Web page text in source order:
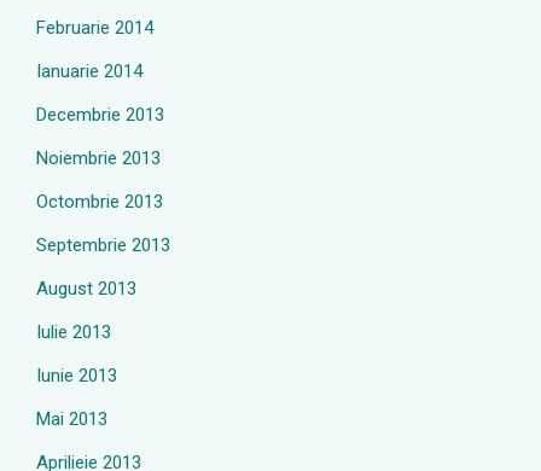
Februarie 2014
Ianuarie 2014
Decembrie 2013
Noiembrie 2013
Octombrie 2013
Septembrie 2013
August 2013
Iulie 2013
Iunie 2013
Mai 2013
Aprilieie 2013